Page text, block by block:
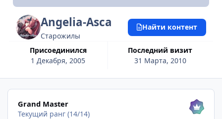
Angelia-Asca
Старожилы
Присоединился
1 Декабря, 2005
Последний визит
31 Марта, 2010
Найти контент
Посмотреть все
Grand Master
Текущий ранг (14/14)